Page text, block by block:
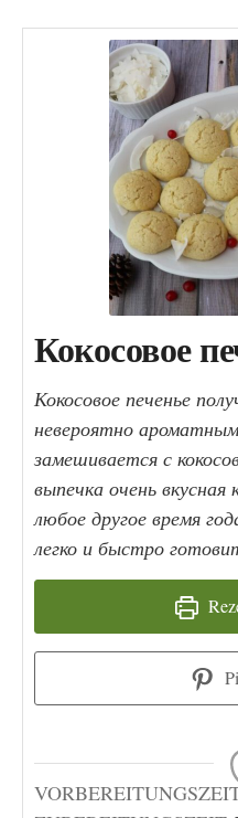
Кокосовое
Кокосовое печенье
невероятно
замешивается с
выпечка очень
любое другое время
легко и быстро